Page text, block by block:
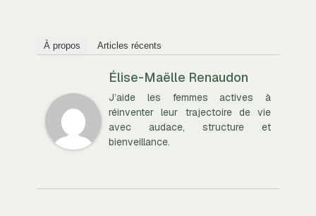
À propos Articles récents
Élise-Maëlle Renaudon
J’aide les femmes actives à
réinventer leur trajectoire de vie
avec audace, structure et
bienveillance.